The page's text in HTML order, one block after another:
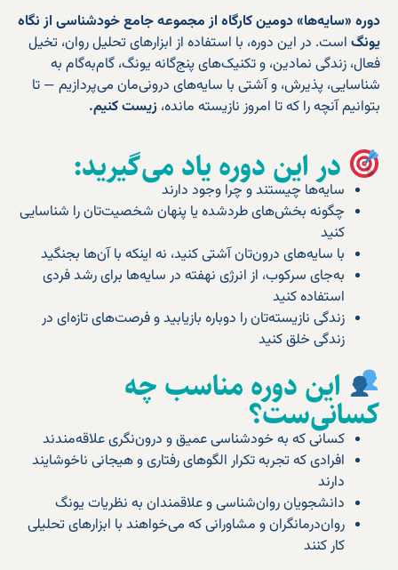
دوره «سایه‌ها» دومین کارگاه از مجموعه جامع خودشناسی از نگاه
یونگ است. در این دوره، با استفاده از ابزارهای تحلیل روان، تخیل
فعال، زندگی نمادین، و تکنیک‌های پنج‌گانه یونگ، گام‌به‌گام به
شناسایی، پذیرش، و آشتی با سایه‌های درونی‌مان می‌پردازیم — تا
بتوانیم آنچه را که تا امروز نازیسته مانده، زیست کنیم.
در این دوره یاد می‌گیرید:
سایه‌ها چیستند و چرا وجود دارند
چگونه بخش‌های طردشده یا پنهان شخصیت‌تان را شناسایی
کنید
با سایه‌های درون‌تان آشتی کنید، نه اینکه با آن‌ها بجنگید
به‌جای سرکوب، از انرژی نهفته در سایه‌ها برای رشد فردی
استفاده کنید
زندگی نازیسته‌تان را دوباره بازیابید و فرصت‌های تازه‌ای در
زندگی خلق کنید
این دوره مناسب چه
کسانی‌ست؟
کسانی که به خودشناسی عمیق و درون‌نگری علاقه‌مندند
افرادی که تجربه تکرار الگوهای رفتاری و هیجانی ناخوشایند
دارند
دانشجویان روان‌شناسی و علاقمندان به نظریات یونگ
روان‌درمانگران و مشاورانی که می‌خواهند با ابزارهای تحلیلی
کار کنند